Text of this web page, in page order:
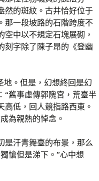
然的斑紋。古井恰好位于
那一段坡路的石階跨度不
中以不規定石塊展砌，
刻字除了陳子昂的《登幽
地。但是，幻想終回是幻
“舊事虛傳郭隗宮，荒臺半
低，回人競指路西東。
為親熱的悼念。
是汗青舞臺的布景，那么
愴但是涕下。”心中想